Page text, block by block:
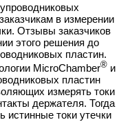
в измерении
Отзывы заказчиков
этого решения до
пластин.
MicroChamber® и
пластин
измерять токи
держателя. Тогда
истинные токи утечки